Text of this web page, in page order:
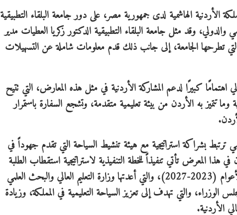
الأردنية الهاشمية لدى جمهورية مصر، على دور جامعة البلقاء التطبيقية
والدولي، وقد مثل جامعة البلقاء التطبيقية الدكتور زكريا العطيات مدير
تطرحها الجامعة، إلى جانب ذلك قدم معلومات شاملة عن التسهيلات
اهتمامًا كبيرًا لدعم المشاركة الأردنية في مثل هذه المعارض، التي تتيح
وما تتميز به الأردن من بيئة تعليمية متقدمة، وتشجع السفارة باستمرار
ترتبط بشراكة استراتيجية مع هيئة تنشيط السياحة التي تقدم جهوداً في
هذا المعرض تأتي تنفيذاً للخطة التنفيذية لاستراتيجية استقطاب الطلبة
الوافدين للدراسة في مؤسسات التعليم العالي في الأردن للأعوام (2023-2027)، والتي أعدتها وزارة التعليم العالي والبحث العلمي
الوزراء، والتي تهدف إلى تعزيز السياحة التعليمية في المملكة، وزيادة
الأردنية.